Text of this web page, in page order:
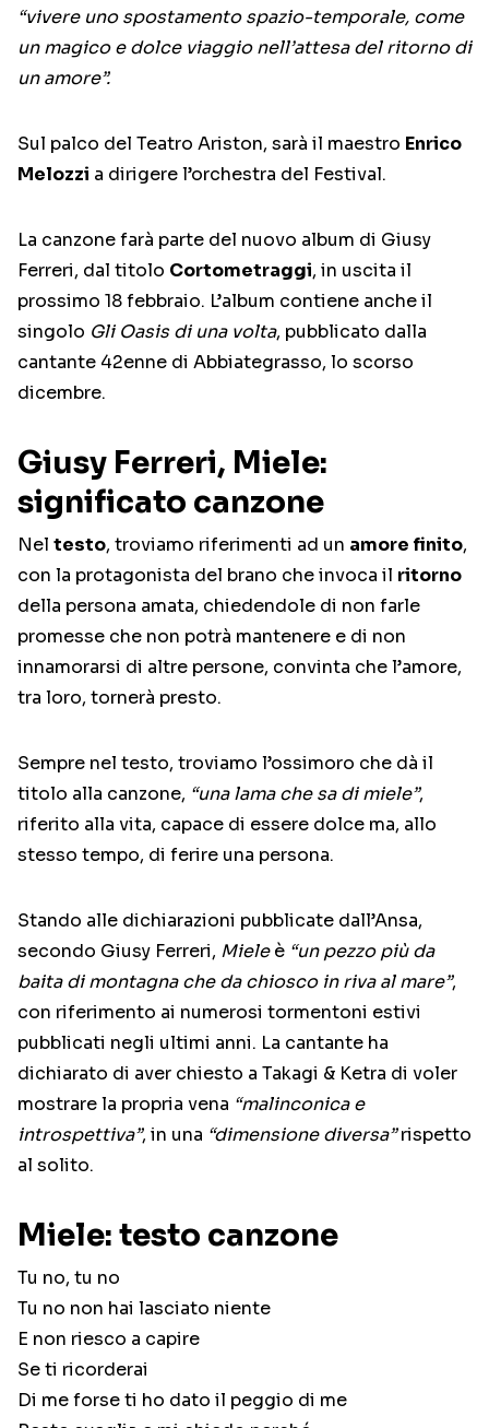
“vivere uno spostamento spazio-temporale, come
un magico e dolce viaggio nell’attesa del ritorno di
un amore”.
Sul palco del Teatro Ariston, sarà il maestro Enrico
Melozzi a dirigere l’orchestra del Festival.
La canzone farà parte del nuovo album di Giusy
Ferreri, dal titolo Cortometraggi, in uscita il
prossimo 18 febbraio. L’album contiene anche il
singolo Gli Oasis di una volta, pubblicato dalla
cantante 42enne di Abbiategrasso, lo scorso
dicembre.
Giusy Ferreri, Miele:
significato canzone
Nel testo, troviamo riferimenti ad un amore finito,
con la protagonista del brano che invoca il ritorno
della persona amata, chiedendole di non farle
promesse che non potrà mantenere e di non
innamorarsi di altre persone, convinta che l’amore,
tra loro, tornerà presto.
Sempre nel testo, troviamo l’ossimoro che dà il
titolo alla canzone, “una lama che sa di miele”,
riferito alla vita, capace di essere dolce ma, allo
stesso tempo, di ferire una persona.
Stando alle dichiarazioni pubblicate dall’Ansa,
secondo Giusy Ferreri, Mieleè “un pezzo più da
baita di montagna che da chiosco in riva al mare”,
con riferimento ai numerosi tormentoni estivi
pubblicati negli ultimi anni. La cantante ha
dichiarato di aver chiesto a Takagi & Ketra di voler
mostrare la propria vena “malinconica e
introspettiva”, in una “dimensione diversa”rispetto
al solito.
Miele: testo canzone
Tu no, tu no
Tu no non hai lasciato niente
E non riesco a capire
Se ti ricorderai
Di me forse ti ho dato il peggio di me